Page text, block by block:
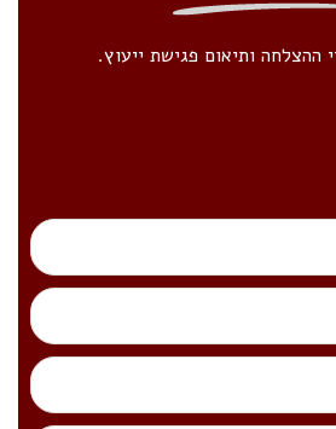
ההצלחה ותיאום פגישת ייעוץ.